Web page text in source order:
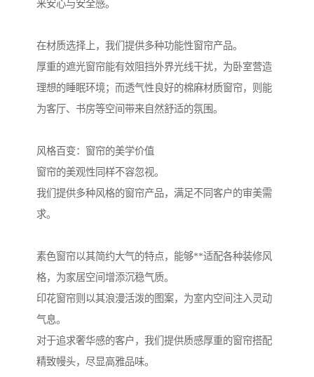
来安心与安全感。
在材质选择上，我们提供多种功能性窗帘产品。
厚重的遮光窗帘能有效阻挡外界光线干扰，为卧室营造
理想的睡眠环境；而透气性良好的棉麻材质窗帘，则能
为客厅、书房等空间带来自然舒适的氛围。
风格百变：窗帘的美学价值
窗帘的美观性同样不容忽视。
我们提供多种风格的窗帘产品，满足不同客户的审美需
求。
素色窗帘以其简约大气的特点，能够**适配各种装修风
格，为家居空间增添沉稳气质。
印花窗帘则以其浪漫活泼的图案，为室内空间注入灵动
气息。
对于追求奢华感的客户，我们提供质感厚重的窗帘搭配
精致幔头，尽显高雅品味。